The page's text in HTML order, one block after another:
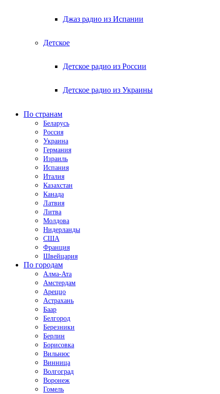
Джаз радио из Испании
Детское
Детское радио из России
Детское радио из Украины
По странам
Беларусь
Россия
Украина
Германия
Израиль
Испания
Италия
Казахстан
Канада
Латвия
Литва
Молдова
Нидерланды
США
Франция
Швейцария
По городам
Алма-Ата
Амстердам
Ареццо
Астрахань
Баар
Белгород
Березники
Берлин
Борисовка
Вильнюс
Винница
Волгоград
Воронеж
Гомель